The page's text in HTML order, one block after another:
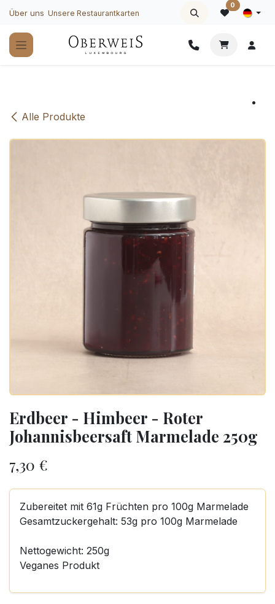
Zum Inhalt springen
Über uns Unsere Restaurantkarten
0
Alle Produkte
Erdbeer - Himbeer - Roter
Johannisbeersaft Marmelade 250g
7,30 €
Zubereitet mit 61g Früchten pro 100g Marmelade
Gesamtzuckergehalt: 53g pro 100g Marmelade
Nettogewicht: 250g
Veganes Produkt